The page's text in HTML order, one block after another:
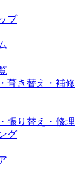
プ
葺き替え・補修
張り替え・修理
グ